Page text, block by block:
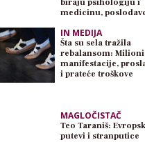
biraju psihologiju i
medicinu,
IN MEDIJA
Šta su sela tražila
rebalansom: Milioni
manifestacije,
i prateće troškove
MAGLOČISTAČ
Teo Taraniš:
putevi i stranputice